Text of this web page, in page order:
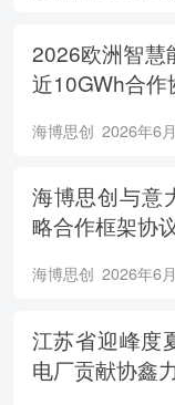
2026欧洲智慧
近10GWh合作
海博思创 2026年6
海博思创与意
略合作框架协
海博思创 2026年6
江苏省迎峰度
电厂贡献协鑫